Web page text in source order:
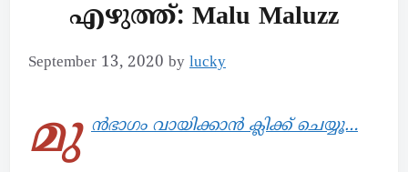
എഴുത്ത്: Malu Maluzz
September 13, 2020 by lucky
മു ൻഭാഗം വായിക്കാൻ ക്ലിക്ക് ചെയ്യൂ…